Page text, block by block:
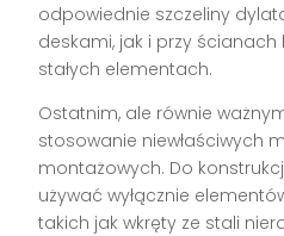
odpowiednie szczeliny
deskami, jak i przy
stałych elementach.
Ostatnim, ale równie
stosowanie niewłaściwych
montażowych. Do
używać wyłącznie
takich jak wkręty ze stali